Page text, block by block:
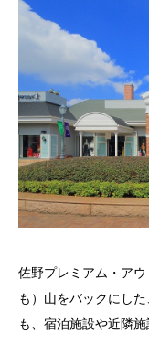
佐野プレミアム・ア
も）山をバックにし
も、宿泊施設や近隣